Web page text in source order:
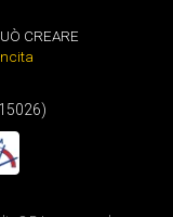
CREARE